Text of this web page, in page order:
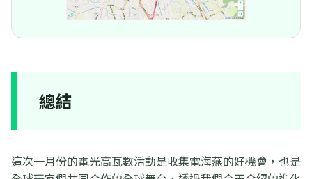
總結
這次一月份的電光高瓦數活動是收集電海燕的好機會，也是